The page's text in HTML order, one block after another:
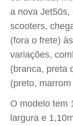
a nova Jet50s,
scooters,
(fora o frete)
variações,
(branca, preta
(preto,
O modelo tem
largura e